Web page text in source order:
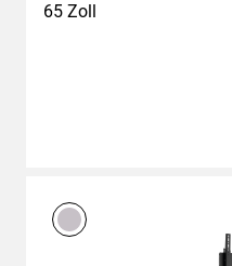
65 Zoll